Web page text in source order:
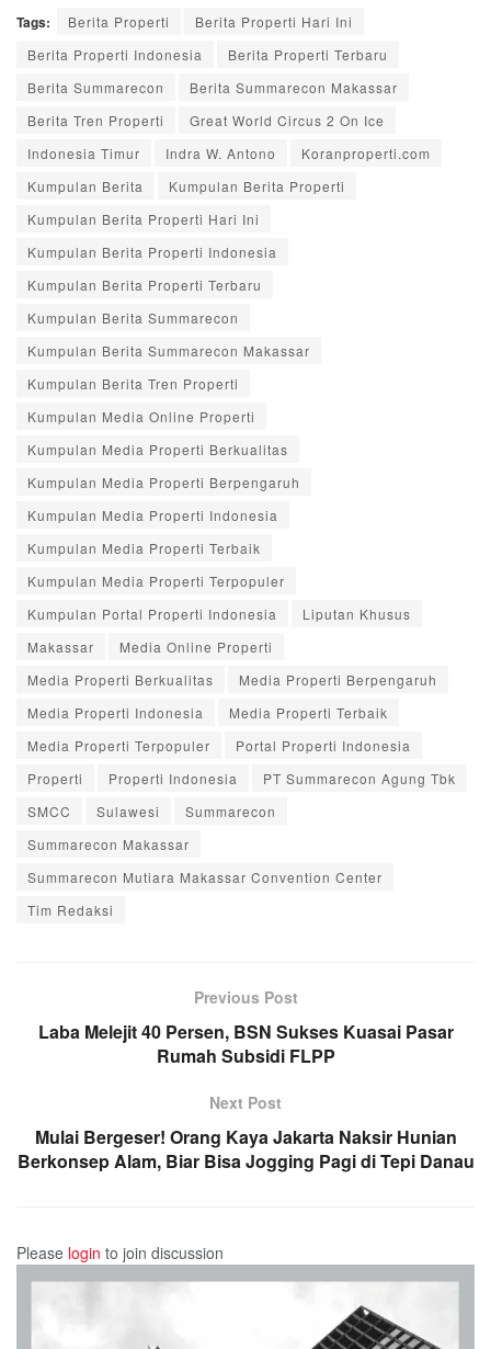
Tags: Berita Properti
Berita Properti Hari Ini
Berita Properti Indonesia
Berita Properti Terbaru
Berita Summarecon
Berita Summarecon Makassar
Berita Tren Properti
Great World Circus 2 On Ice
Indonesia Timur
Indra W. Antono
Koranproperti.com
Kumpulan Berita
Kumpulan Berita Properti
Kumpulan Berita Properti Hari Ini
Kumpulan Berita Properti Indonesia
Kumpulan Berita Properti Terbaru
Kumpulan Berita Summarecon
Kumpulan Berita Summarecon Makassar
Kumpulan Berita Tren Properti
Kumpulan Media Online Properti
Kumpulan Media Properti Berkualitas
Kumpulan Media Properti Berpengaruh
Kumpulan Media Properti Indonesia
Kumpulan Media Properti Terbaik
Kumpulan Media Properti Terpopuler
Kumpulan Portal Properti Indonesia
Liputan Khusus
Makassar
Media Online Properti
Media Properti Berkualitas
Media Properti Berpengaruh
Media Properti Indonesia
Media Properti Terbaik
Media Properti Terpopuler
Portal Properti Indonesia
Properti
Properti Indonesia
PT Summarecon Agung Tbk
SMCC
Sulawesi
Summarecon
Summarecon Makassar
Summarecon Mutiara Makassar Convention Center
Tim Redaksi
Previous Post
Laba Melejit 40 Persen, BSN Sukses Kuasai Pasar
Rumah Subsidi FLPP
Next Post
Mulai Bergeser! Orang Kaya Jakarta Naksir Hunian
Berkonsep Alam, Biar Bisa Jogging Pagi di Tepi Danau
Please login to join discussion